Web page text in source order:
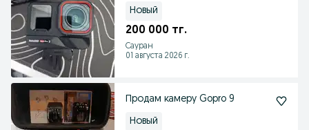
Новый
200 000 тг.
Сауран
01 августа 2026 г.
Продам камеру Gopro 9
Новый